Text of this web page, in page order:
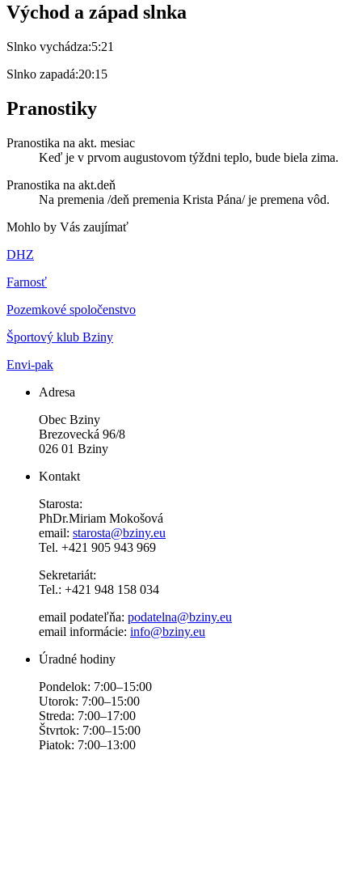
Východ a západ slnka
Slnko vychádza:5:21
Slnko zapadá:20:15
Pranostiky
Pranostika na akt. mesiac
Keď je v prvom augustovom týždni teplo, bude biela zima.
Pranostika na akt.deň
Na premenia /deň premenia Krista Pána/ je premena vôd.
Mohlo by Vás zaujímať
DHZ
Farnosť
Pozemkové spoločenstvo
Športový klub Bziny
Envi-pak
Adresa
Obec Bziny
Brezovecká 96/8
026 01 Bziny
Kontakt
Starosta:
PhDr.Miriam Mokošová
email: starosta@bziny.eu
Tel. +421 905 943 969
Sekretariát:
Tel.: +421 948 158 034
email podateľňa: podatelna@bziny.eu
email informácie: info@bziny.eu
Úradné hodiny
Pondelok: 7:00–15:00
Utorok: 7:00–15:00
Streda: 7:00–17:00
Štvrtok: 7:00–15:00
Piatok: 7:00–13:00